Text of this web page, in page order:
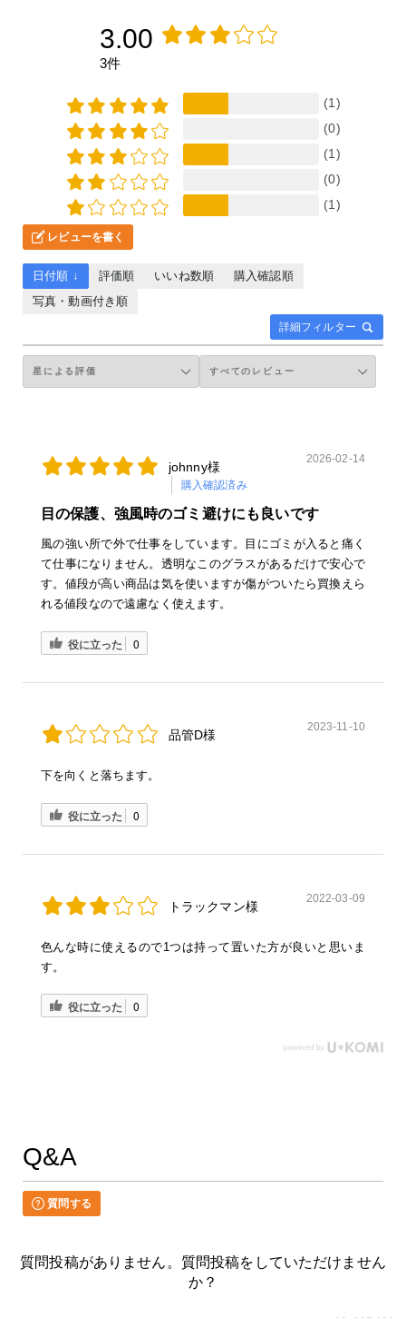
3.00
3件
(1)
(0)
(1)
(0)
(1)
レビューを書く
詳細フィルター
日付順 ↓ 評価順 いいね数順
購入確認順
写真・動画付き順
johnny様
購入確認済み
2026-02-14
目の保護、強風時のゴミ避けにも良いです
風の強い所で外で仕事をしています。目にゴミが入ると痛く
て仕事になりません。透明なこのグラスがあるだけで安心で
す。値段が高い商品は気を使いますが傷がついたら買換えら
れる値段なので遠慮なく使えます。
役に立った 0
品管D様
2023-11-10
下を向くと落ちます。
役に立った 0
トラックマン様
2022-03-09
色んな時に使えるので1つは持って置いた方が良いと思いま
す。
役に立った 0
Q&A
質問する
質問投稿がありません。質問投稿をしていただけません
か？